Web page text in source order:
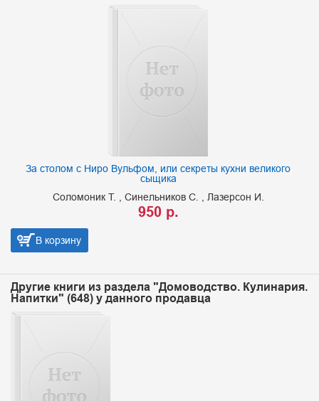
За столом с Ниро Вульфом, или секреты кухни великого
сыщика
Соломоник Т.
Синельников С. Лазерсон И.
950 р.
В корзину
Другие книги из раздела "Домоводство. Кулинария.
Напитки" (648) у данного продавца